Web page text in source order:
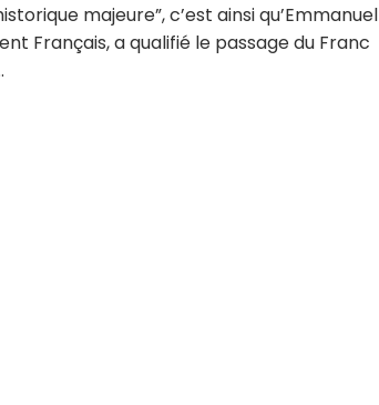
majeure”, c’est ainsi qu’Emmanuel
Français, a qualifié le passage du Franc